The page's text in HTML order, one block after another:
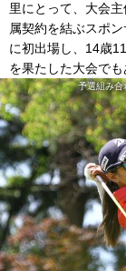
里にとって、大会
属契約を結ぶスポ
に初出場し、14歳
を果たした大会でも
予選組み合